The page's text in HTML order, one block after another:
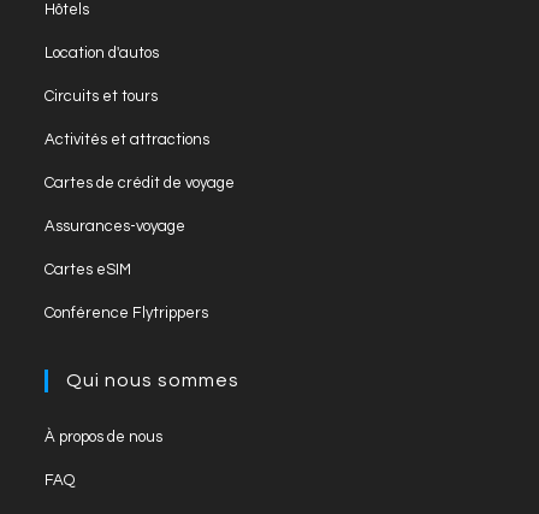
Hôtels
Location d'autos
Circuits et tours
Activités et attractions
Cartes de crédit de voyage
Assurances-voyage
Cartes eSIM
Conférence Flytrippers
Qui nous sommes
À propos de nous
FAQ